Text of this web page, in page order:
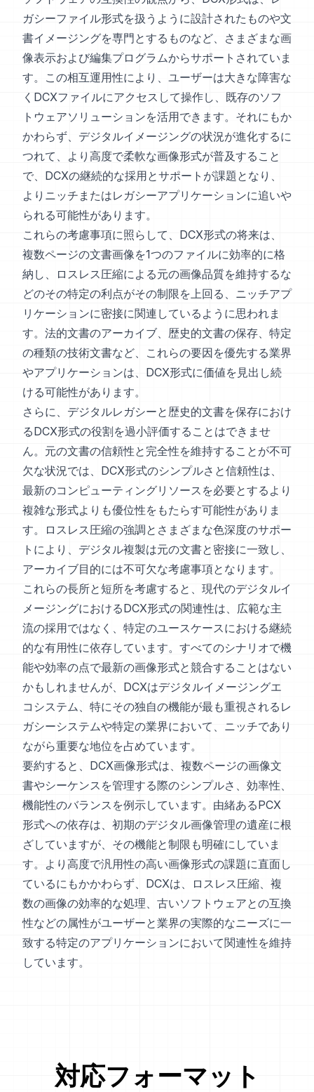
ガシーファイル形式を扱うように設計されたものや文
書イメージングを専門とするものなど、さまざまな画
像表示および編集プログラムからサポートされていま
す。この相互運用性により、ユーザーは大きな障害な
くDCXファイルにアクセスして操作し、既存のソフ
トウェアソリューションを活用できます。それにもか
かわらず、デジタルイメージングの状況が進化するに
つれて、より高度で柔軟な画像形式が普及すること
で、DCXの継続的な採用とサポートが課題となり、
よりニッチまたはレガシーアプリケーションに追いや
られる可能性があります。
これらの考慮事項に照らして、DCX形式の将来は、
複数ページの文書画像を1つのファイルに効率的に格
納し、ロスレス圧縮による元の画像品質を維持するな
どのその特定の利点がその制限を上回る、ニッチアプ
リケーションに密接に関連しているように思われま
す。法的文書のアーカイブ、歴史的文書の保存、特定
の種類の技術文書など、これらの要因を優先する業界
やアプリケーションは、DCX形式に価値を見出し続
ける可能性があります。
さらに、デジタルレガシーと歴史的文書を保存におけ
るDCX形式の役割を過小評価することはできませ
ん。元の文書の信頼性と完全性を維持することが不可
欠な状況では、DCX形式のシンプルさと信頼性は、
最新のコンピューティングリソースを必要とするより
複雑な形式よりも優位性をもたらす可能性がありま
す。ロスレス圧縮の強調とさまざまな色深度のサポー
トにより、デジタル複製は元の文書と密接に一致し、
アーカイブ目的には不可欠な考慮事項となります。
これらの長所と短所を考慮すると、現代のデジタルイ
メージングにおけるDCX形式の関連性は、広範な主
流の採用ではなく、特定のユースケースにおける継続
的な有用性に依存しています。すべてのシナリオで機
能や効率の点で最新の画像形式と競合することはない
かもしれませんが、DCXはデジタルイメージングエ
コシステム、特にその独自の機能が最も重視されるレ
ガシーシステムや特定の業界において、ニッチであり
ながら重要な地位を占めています。
要約すると、DCX画像形式は、複数ページの画像文
書やシーケンスを管理する際のシンプルさ、効率性、
機能性のバランスを例示しています。由緒あるPCX
形式への依存は、初期のデジタル画像管理の遺産に根
ざしていますが、その機能と制限も明確にしていま
す。より高度で汎用性の高い画像形式の課題に直面し
ているにもかかわらず、DCXは、ロスレス圧縮、複
数の画像の効率的な処理、古いソフトウェアとの互換
性などの属性がユーザーと業界の実際的なニーズに一
致する特定のアプリケーションにおいて関連性を維持
しています。
対応フォーマット